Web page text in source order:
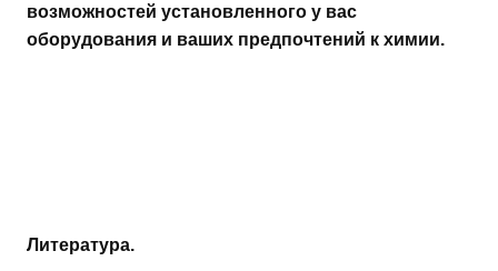
возможностей установленного у вас
оборудования и ваших предпочтений к химии.
Литература.